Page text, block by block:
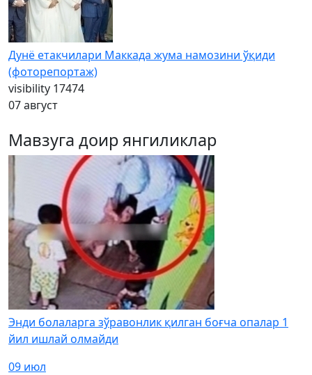
Дунё етакчилари Маккада жума намозини ўқиди
(фоторепортаж)
visibility 17474
07 август
Мавзуга доир янгиликлар
Энди болаларга зўравонлик қилган боғча опалар 1
йил ишлай олмайди
09 июл